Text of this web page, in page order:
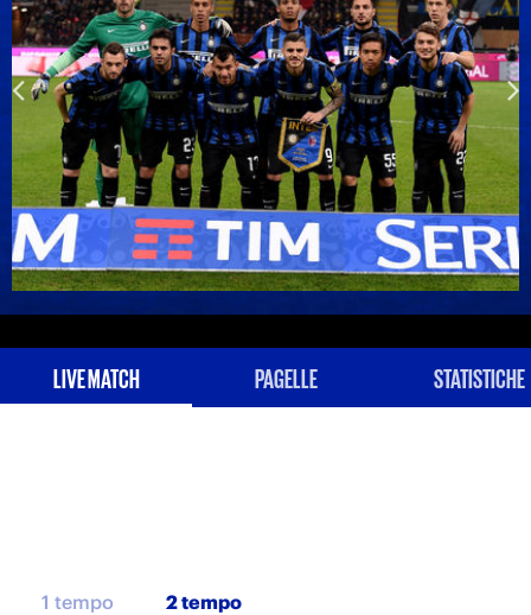
LIVE MATCH PAGELLE STATISTICHE
1 tempo